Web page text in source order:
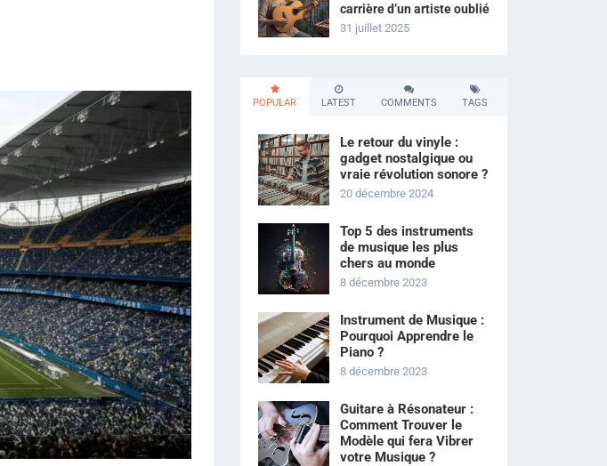
carrière d’un artiste oublié
31 juillet 2025
POPULAR LATEST COMMENTS TAGS
Le retour du vinyle :
gadget nostalgique ou
vraie révolution sonore ?
20 décembre 2024
Top 5 des instruments
de musique les plus
chers au monde
8 décembre 2023
Instrument de Musique :
Pourquoi Apprendre le
Piano ?
8 décembre 2023
Guitare à Résonateur :
Comment Trouver le
Modèle qui fera Vibrer
votre Musique ?